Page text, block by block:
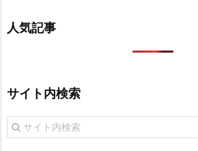
人気記事
サイト内検索